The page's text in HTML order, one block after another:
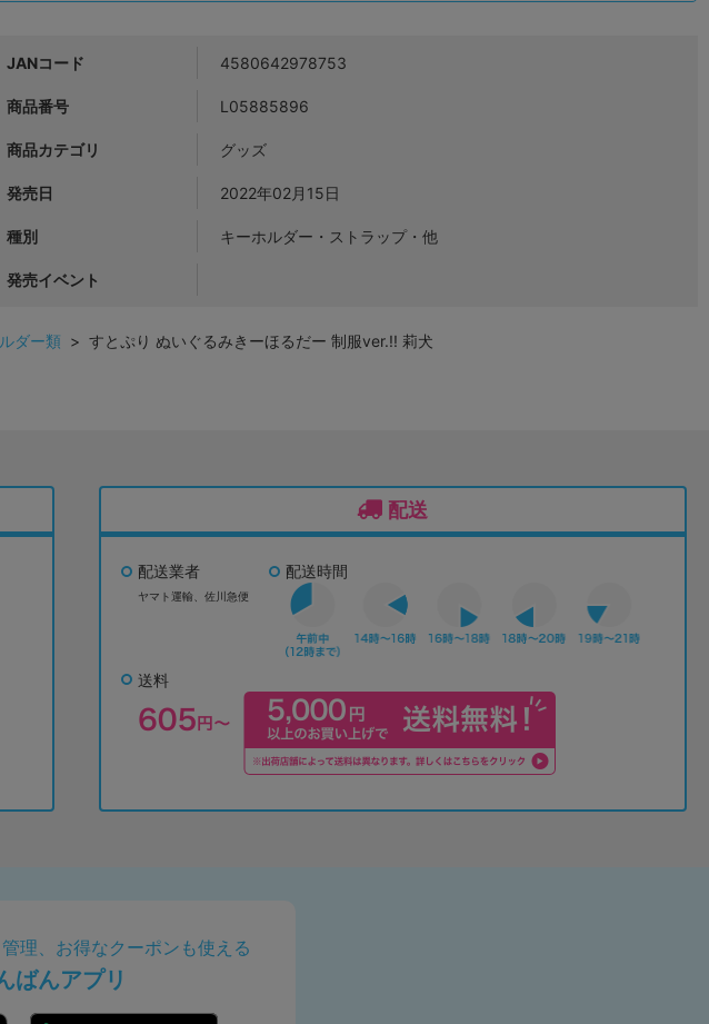
JANコード 4580642978753
商品番号 L05885896
商品カテゴリ グッズ
発売日 2022年02月15日
種別 キーホルダー・ストラップ・他
発売イベント
ダー類 > すとぷり ぬいぐるみきーほるだー 制服ver.!! 莉犬
配送
配送業者
ヤマト運輸、佐川急便
配送時間
送料
理、お得なクーポンも使える
ばんアプリ